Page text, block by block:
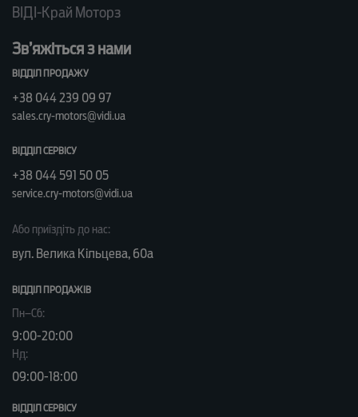
ВІДІ-Край Моторз
Зв’яжіться з нами
ВІДДІЛ ПРОДАЖУ
+38 044 239 09 97
sales.cry-motors@vidi.ua
ВІДДІЛ СЕРВІСУ
+38 044 591 50 05
service.cry-motors@vidi.ua
Або приїздіть до нас:
вул. Велика Кільцева, 60а
ВІДДІЛ ПРОДАЖІВ
Пн–Сб:
9:00-20:00
Нд:
09:00-18:00
ВІДДІЛ CЕРВІСУ